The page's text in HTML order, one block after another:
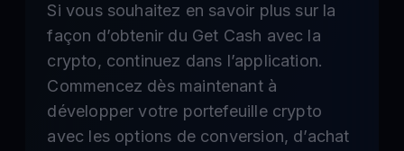
Si vous souhaitez en savoir plus sur la
façon d’obtenir du Get Cash avec la
crypto, continuez dans l’application.
Commencez dès maintenant à
développer votre portefeuille crypto
avec les options de conversion, d’achat